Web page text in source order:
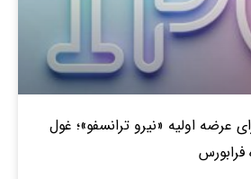
اولیه «نیرو ترانسفو»؛ غول